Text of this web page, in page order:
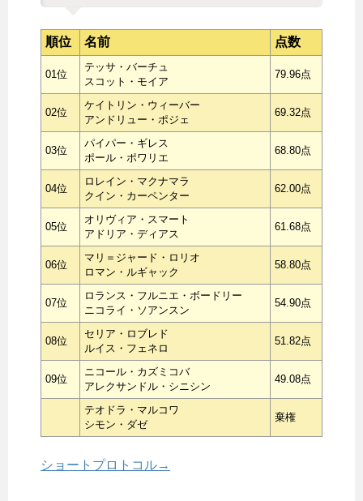
順位 名前 点数
01位
テッサ・バーチュ
スコット・モイア
79.96点
02位
ケイトリン・ウィーバー
アンドリュー・ポジェ
69.32点
03位
パイパー・ギレス
ポール・ポワリエ
68.80点
04位
ロレイン・マクナマラ
クイン・カーペンター
62.00点
05位
オリヴィア・スマート
アドリア・ディアス
61.68点
06位
マリ＝ジャード・ロリオ
ロマン・ルギャック
58.80点
07位
ロランス・フルニエ・ボードリー
ニコライ・ソアンスン
54.90点
08位
セリア・ロブレド
ルイス・フェネロ
51.82点
09位
ニコール・カズミコバ
アレクサンドル・シニシン
49.08点
テオドラ・マルコワ
シモン・ダゼ
棄権
ショートプロトコル→